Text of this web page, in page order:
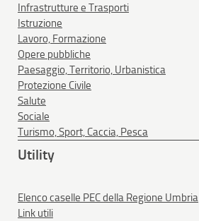
Infrastrutture e Trasporti
Istruzione
Lavoro, Formazione
Opere pubbliche
Paesaggio, Territorio, Urbanistica
Protezione Civile
Salute
Sociale
Turismo, Sport, Caccia, Pesca
Utility
Elenco caselle PEC della Regione Umbria
Link utili